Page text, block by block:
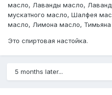
масло, Лаванды масло,
мускатного масло, Шалфея
масло, Лимона масло, Тимьяна
Это спиртовая настойка.
5 months later...